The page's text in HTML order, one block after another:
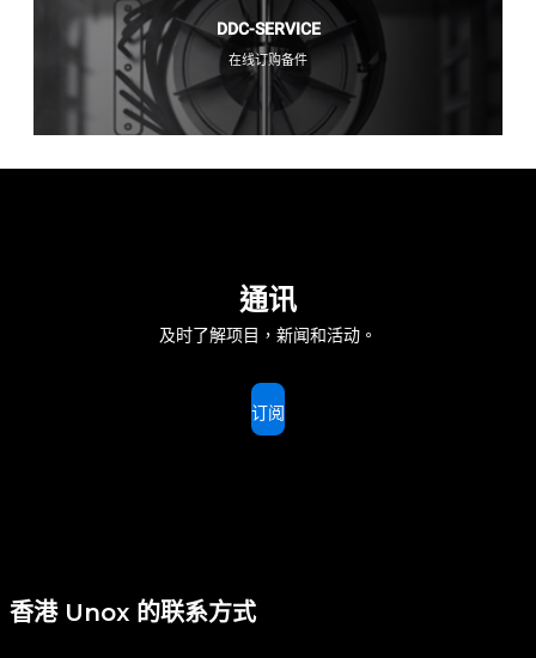
DDC-SERVICE
在线订购备件
通讯
及时了解项目，新闻和活动。
订阅
香港 Unox 的联系方式